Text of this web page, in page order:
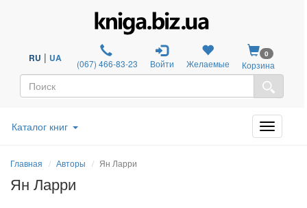
RU | UA (067) 466-83-23 Войти Желаемые
0
Корзина
Каталог книг
Главная Авторы Ян Ларри
Ян Ларри